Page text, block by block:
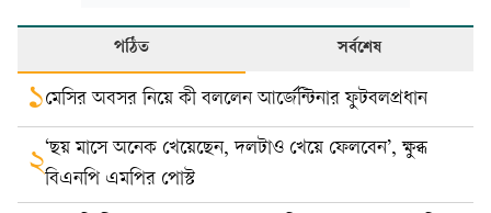
পঠিত সর্বশেষ
১মেসির অবসর নিয়ে কী বললেন আর্জেন্টিনার ফুটবলপ্রধান
২‘ছয় মাসে অনেক খেয়েছেন, দলটাও খেয়ে ফেলবেন’, ক্ষুব্ধ
বিএনপি এমপির পোস্ট